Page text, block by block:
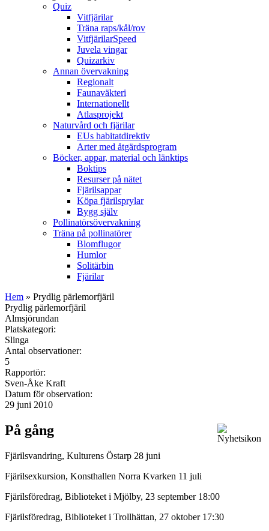
Quiz
Vitfjärilar
Träna raps/kål/rov
VitfjärilarSpeed
Juvela vingar
Quizarkiv
Annan övervakning
Regionalt
Faunaväkteri
Internationellt
Atlasprojekt
Naturvård och fjärilar
EUs habitatdirektiv
Arter med åtgärdsprogram
Böcker, appar, material och länktips
Boktips
Resurser på nätet
Fjärilsappar
Köpa fjärilsprylar
Bygg själv
Pollinatörsövervakning
Träna på pollinatörer
Blomflugor
Humlor
Solitärbin
Fjärilar
Hem » Prydlig pärlemorfjäril
Prydlig pärlemorfjäril
Almsjörundan
Platskategori:
Slinga
Antal observationer:
5
Rapportör:
Sven-Åke Kraft
Datum för observation:
29 juni 2010
På gång
Fjärilsvandring, Kulturens Östarp 28 juni
Fjärilsexkursion, Konsthallen Norra Kvarken 11 juli
Fjärilsföredrag, Biblioteket i Mjölby, 23 september 18:00
Fjärilsföredrag, Biblioteket i Trollhättan, 27 oktober 17:30